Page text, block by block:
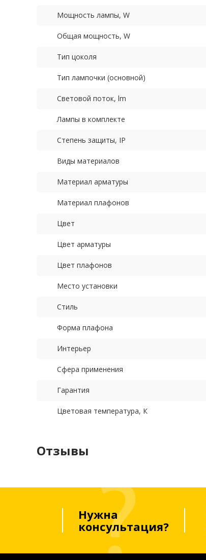
Мощность лампы, W
Общая мощность, W
Тип цоколя
Тип лампочки (основной)
Световой поток, lm
Лампы в комплекте
Степень защиты, IP
Виды материалов
Материал арматуры
Материал плафонов
Цвет
Цвет арматуры
Цвет плафонов
Место установки
Стиль
Форма плафона
Интерьер
Сфера применения
Гарантия
Цветовая температура, К
Отзывы
Нужна
консультация?